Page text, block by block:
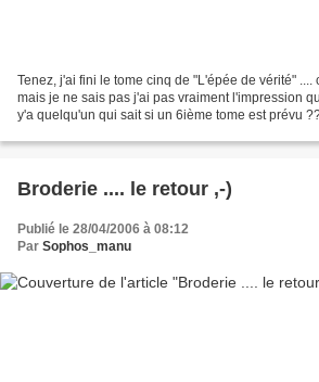
Tenez, j'ai fini le tome cinq de "L'épée de vérité" ....
mais je ne sais pas j'ai pas vraiment l'impression
y'a quelqu'un qui sait si un 6ième tome est prévu
Broderie .... le retour ,-)
Publié le 28/04/2006 à 08:12
Par Sophos_manu